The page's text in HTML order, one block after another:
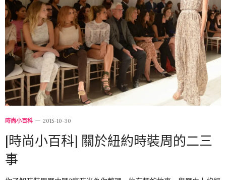
時尚小百科 2015-10-30
[時尚小百科] 關於紐約時裝周的二三
事